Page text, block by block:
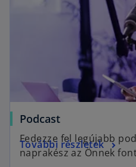
Podcast
Fedezze fel legújabb
naprakész az Önnek
További részletek